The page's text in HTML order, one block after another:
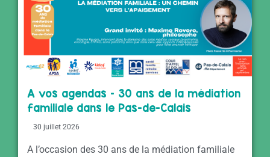
A vos agendas – 30 ans de la médiation
familiale dans le Pas-de-Calais
30 juillet 2026
A l’occasion des 30 ans de la médiation familiale